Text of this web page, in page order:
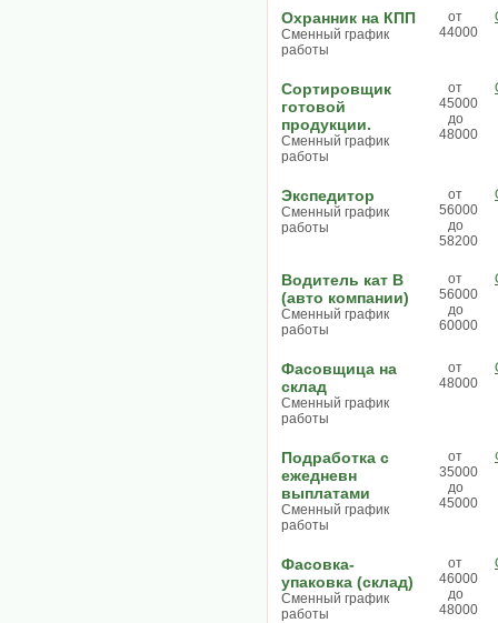
Охранник на КПП
Сменный график
работы
от
44000
Сортировщик
готовой
продукции.
Сменный график
работы
от
45000
до
48000
Экспедитор
Сменный график
работы
от
56000
до
58200
Водитель кат В
(авто компании)
Сменный график
работы
от
56000
до
60000
Фасовщица на
склад
Сменный график
работы
от
48000
Подработка с
ежедневн
выплатами
Сменный график
работы
от
35000
до
45000
Фасовка-
упаковка (склад)
Сменный график
работы
от
46000
до
48000